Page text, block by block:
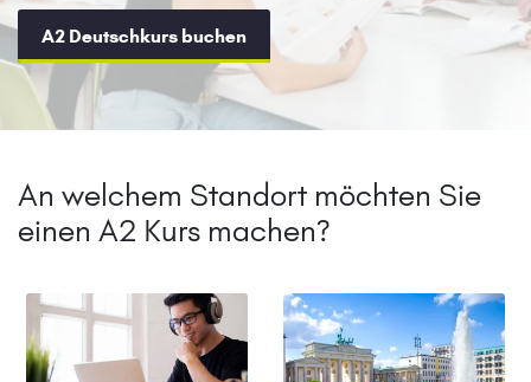
A2 Deutschkurs buchen
An welchem Standort möchten Sie
einen A2 Kurs machen?